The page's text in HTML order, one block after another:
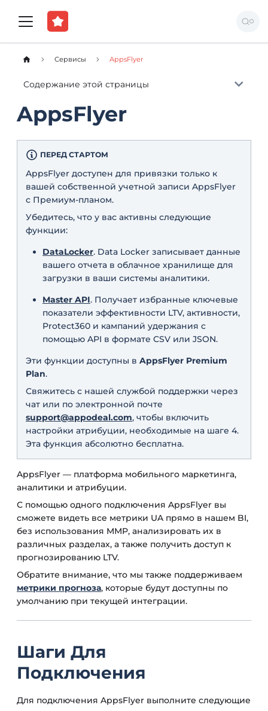
Сервисы AppsFlyer
Содержание этой страницы
AppsFlyer
ПЕРЕД СТАРТОМ
AppsFlyer доступен для привязки только к
вашей собственной учетной записи AppsFlyer
с Премиум-планом.
Убедитесь, что у вас активны следующие
функции:
DataLocker. Data Locker записывает данные
вашего отчета в облачное хранилище для
загрузки в ваши системы аналитики.
Master API. Получает избранные ключевые
показатели эффективности LTV, активности,
Protect360 и кампаний удержания с
помощью API в формате CSV или JSON.
Эти функции доступны в AppsFlyer Premium
Plan.
Свяжитесь с нашей службой поддержки через
чат или по электронной почте
support@appodeal.com, чтобы включить
настройки атрибуции, необходимые на шаге 4.
Эта функция абсолютно бесплатна.
AppsFlyer — платформа мобильного маркетинга,
аналитики и атрибуции.
С помощью одного подключения AppsFlyer вы
сможете видеть все метрики UA прямо в нашем BI,
без использования MMP, анализировать их в
различных разделах, а также получить доступ к
прогнозированию LTV.
Обратите внимание, что мы также поддерживаем
метрики прогноза, которые будут доступны по
умолчанию при текущей интеграции.
Шаги Для
Подключения
Для подключения AppsFlyer выполните следующие